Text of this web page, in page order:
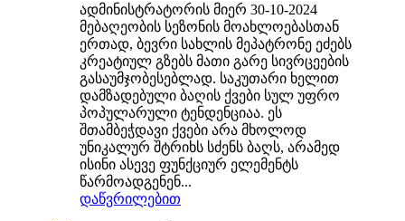
ადმინისტრატორის მიერ 30-10-2024
მებაღეობის სეზონის მოახლოებასთან
ერთად, ბევრი სახლის მეპატრონე ეძებს
კრეატიულ გზებს მათი გარე სივრცეების
გასაუმჯობესებლად. საკუთარი ხელით
დამზადებული ბაღის ქვები სულ უფრო
პოპულარული ტენდენციაა. ეს
შთამბეჭდავი ქვები არა მხოლოდ
უნიკალურ შტრიხს სძენს ბაღს, არამედ
ისინი ასევე ფუნქციურ ელემენტს
წარმოადგენენ...
დაწვრილებით